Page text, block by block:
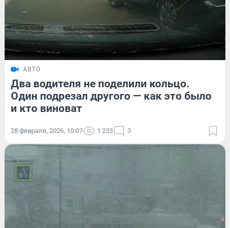
АВТО
Два водителя не поделили кольцо.
Один подрезал другого — как это было
и кто виноват
28 февраля, 2026, 10:07 1 233 3